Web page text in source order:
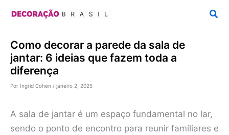
conteúdo
Como decorar a parede da sala de
jantar: 6 ideias que fazem toda a
diferença
Por Ingrid Cohen / janeiro 2, 2025
A sala de jantar é um espaço fundamental no lar,
sendo o ponto de encontro para reunir familiares e